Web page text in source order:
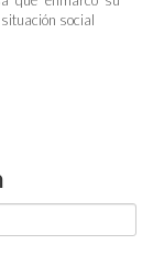
social